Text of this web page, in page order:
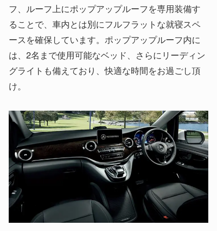
フ、ルーフ上にポップアップルーフを専用装備す
ることで、車内とは別にフルフラットな就寝スペ
ースを確保しています。ポップアップルーフ内に
は、2名まで使用可能なベッド、さらにリーディン
グライトも備えており、快適な時間をお過ごし頂
け。